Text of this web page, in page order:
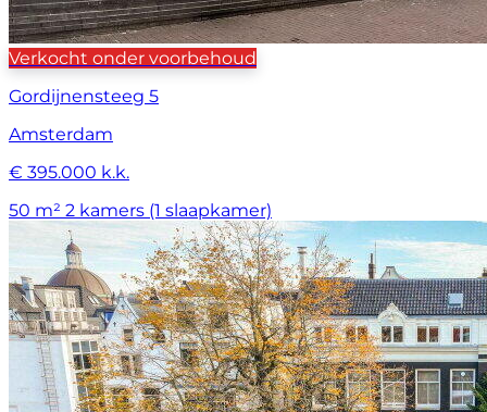
Verkocht onder voorbehoud
Gordijnensteeg 5
Amsterdam
€ 395.000 k.k.
50 m² 2 kamers (1 slaapkamer)